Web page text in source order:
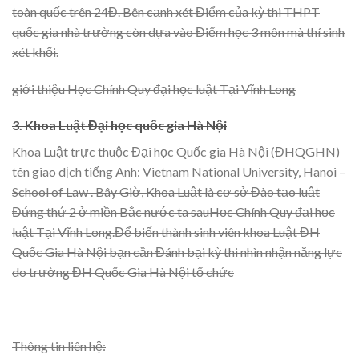
toàn quốc trên 24Đ. Bên cạnh xét Điểm của kỳ thi THPT
quốc gia nhà trường còn dựa vào Điểm học 3 môn mà thí sinh
xét khối.
giới thiệu Học Chính Quy đại học luật Tại Vĩnh Long
3. Khoa Luật Đại học quốc gia Hà Nội
Khoa Luật trực thuộc Đại học Quốc gia Hà Nội (ĐHQGHN)
tên giao dịch tiếng Anh: Vietnam National University, Hanoi –
School of Law . Bây Giờ, Khoa Luật là cơ sở Đào tạo luật
Đứng thứ 2 ở miền Bắc nước ta sauHọc Chính Quy đại học
luật Tại Vĩnh Long.Để biến thành sinh viên khoa Luật ĐH
Quốc Gia Hà Nội bạn cần Đánh bại kỳ thi nhìn nhận năng lực
do trường ĐH Quốc Gia Hà Nội tổ chức
Thông tin liên hệ: